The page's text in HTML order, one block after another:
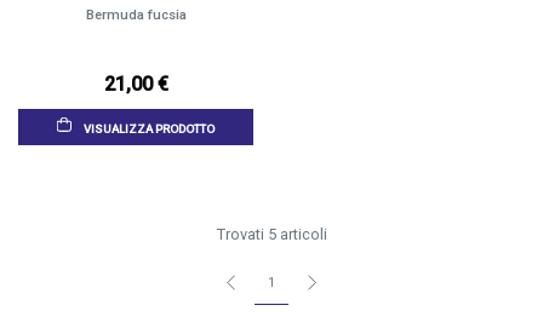
Bermuda fucsia
21,00 €
VISUALIZZA PRODOTTO
Trovati 5 articoli
1